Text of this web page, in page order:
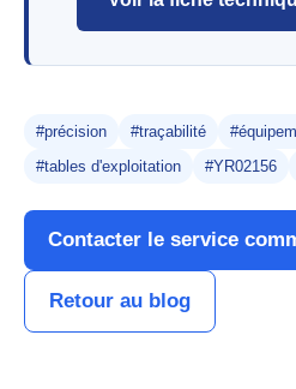
#précision #traçabilité
#tables d'exploitation
#YR02156
Contacter le service
Retour au blog